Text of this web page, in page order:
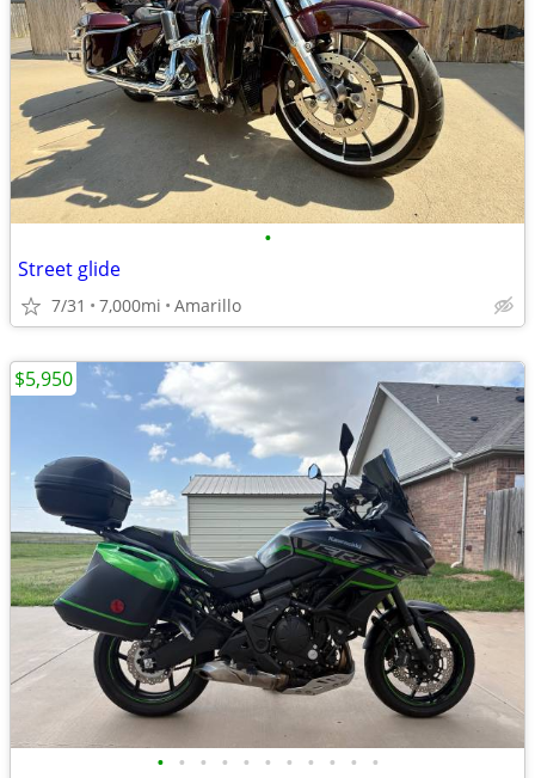
•
Street glide
7/31 7,000mi Amarillo
• • • • • • • • • • •
$5,950